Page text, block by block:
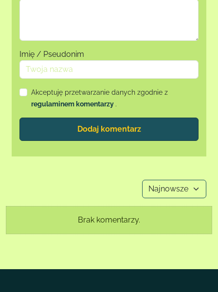
Imię / Pseudonim
Akceptuję przetwarzanie danych zgodnie z
regulaminem komentarzy .
Dodaj komentarz
Brak komentarzy.